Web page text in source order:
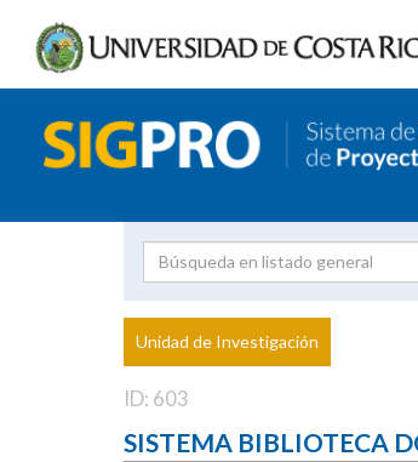
Proyecto
Investigador
Unidad de Investigación
ID: 603
SISTEMA BIBLIOTECA